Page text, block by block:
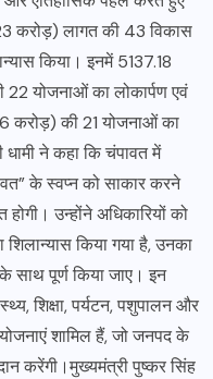
करोड़) लागत की 43 विकास
किया। इनमें 5137.18
योजनाओं का लोकार्पण एवं
की 21 योजनाओं का
ने कहा कि चंपावत में
के स्वप्न को साकार करने
होगी। उन्होंने अधिकारियों को
शिलान्यास किया गया है, उनका
साथ पूर्ण किया जाए। इन
शिक्षा, पर्यटन, पशुपालन और
शामिल हैं, जो जनपद के
करेंगी।मुख्यमंत्री पुष्कर सिंह